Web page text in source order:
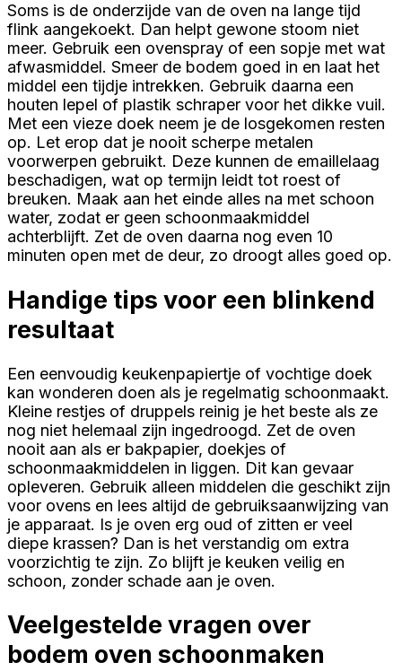
Soms is de onderzijde van de oven na lange tijd
flink aangekoekt. Dan helpt gewone stoom niet
meer. Gebruik een ovenspray of een sopje met wat
afwasmiddel. Smeer de bodem goed in en laat het
middel een tijdje intrekken. Gebruik daarna een
houten lepel of plastik schraper voor het dikke vuil.
Met een vieze doek neem je de losgekomen resten
op. Let erop dat je nooit scherpe metalen
voorwerpen gebruikt. Deze kunnen de emaillelaag
beschadigen, wat op termijn leidt tot roest of
breuken. Maak aan het einde alles na met schoon
water, zodat er geen schoonmaakmiddel
achterblijft. Zet de oven daarna nog even 10
minuten open met de deur, zo droogt alles goed op.
Handige tips voor een blinkend
resultaat
Een eenvoudig keukenpapiertje of vochtige doek
kan wonderen doen als je regelmatig schoonmaakt.
Kleine restjes of druppels reinig je het beste als ze
nog niet helemaal zijn ingedroogd. Zet de oven
nooit aan als er bakpapier, doekjes of
schoonmaakmiddelen in liggen. Dit kan gevaar
opleveren. Gebruik alleen middelen die geschikt zijn
voor ovens en lees altijd de gebruiksaanwijzing van
je apparaat. Is je oven erg oud of zitten er veel
diepe krassen? Dan is het verstandig om extra
voorzichtig te zijn. Zo blijft je keuken veilig en
schoon, zonder schade aan je oven.
Veelgestelde vragen over
bodem oven schoonmaken